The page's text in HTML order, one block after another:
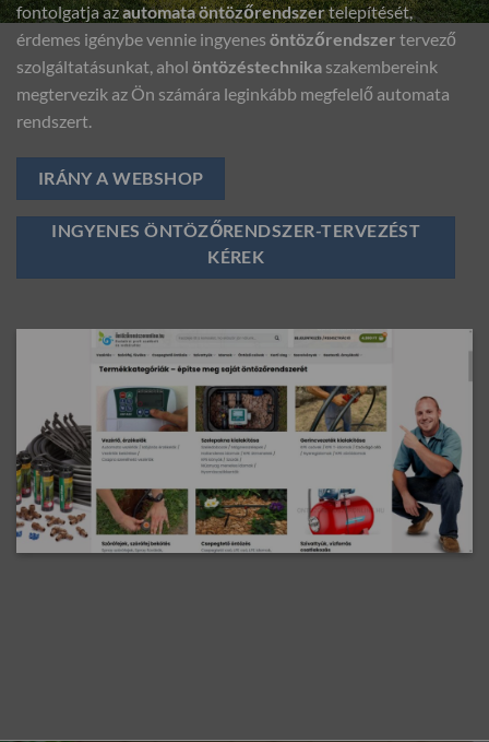
fontolgatja azautomata öntözőrendszertelepítését,
érdemes igénybe vennie ingyenes öntözőrendszer tervező
szolgáltatásunkat, ahol öntözéstechnika szakembereink
megtervezik az Ön számára leginkább megfelelő automata
rendszert.
IRÁNY A WEBSHOP
INGYENES ÖNTÖZŐRENDSZER-TERVEZÉST
KÉREK